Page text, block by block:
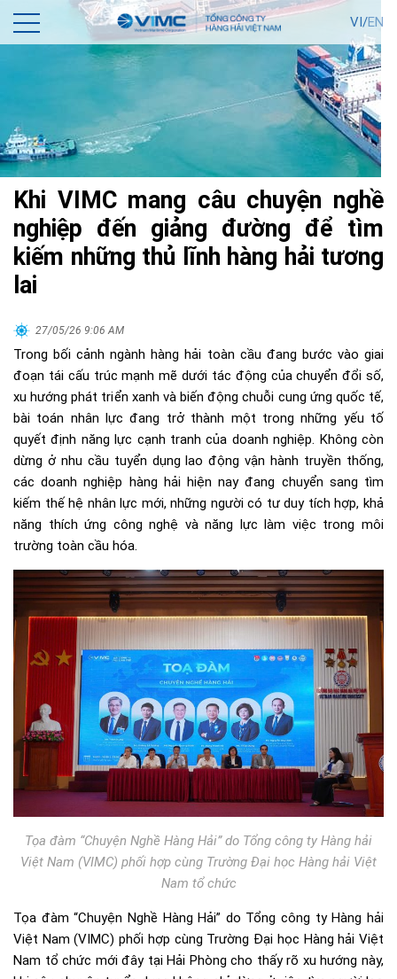
VI/EN
Khi VIMC mang câu chuyện nghề
nghiệp đến giảng đường để tìm
kiếm những thủ lĩnh hàng hải tương
lai
27/05/26 9:06 AM
Trong bối cảnh ngành hàng hải toàn cầu đang bước vào giai
đoạn tái cấu trúc mạnh mẽ dưới tác động của chuyển đổi số,
xu hướng phát triển xanh và biến động chuỗi cung ứng quốc tế,
bài toán nhân lực đang trở thành một trong những yếu tố
quyết định năng lực cạnh tranh của doanh nghiệp. Không còn
dừng ở nhu cầu tuyển dụng lao động vận hành truyền thống,
các doanh nghiệp hàng hải hiện nay đang chuyển sang tìm
kiếm thế hệ nhân lực mới, những người có tư duy tích hợp, khả
năng thích ứng công nghệ và năng lực làm việc trong môi
trường toàn cầu hóa.
Tọa đàm “Chuyện Nghề Hàng Hải” do Tổng công ty Hàng hải
Việt Nam (VIMC) phối hợp cùng Trường Đại học Hàng hải Việt
Nam tổ chức
Tọa đàm “Chuyện Nghề Hàng Hải” do Tổng công ty Hàng hải
Việt Nam (VIMC) phối hợp cùng Trường Đại học Hàng hải Việt
Nam tổ chức mới đây tại Hải Phòng cho thấy rõ xu hướng này,